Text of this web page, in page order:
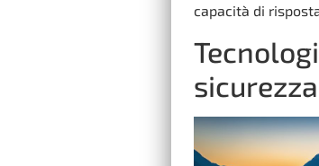
capacità di